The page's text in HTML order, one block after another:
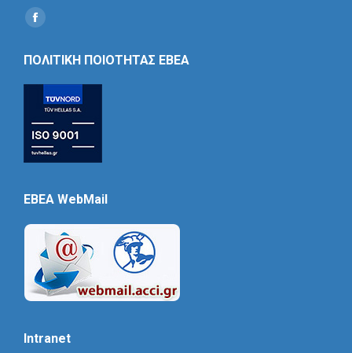
Find us on:
Social
ΠΟΛΙΤΙΚΗ ΠΟΙΟΤΗΤΑΣ ΕΒΕΑ
EBEA WebMail
Intranet